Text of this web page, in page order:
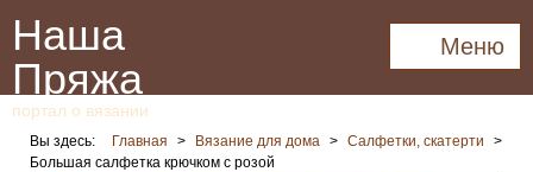
Наша
Пряжа
портал о вязании
Меню
Вы здесь: Главная > Вязание для дома > Салфетки, скатерти
>
Большая салфетка крючком с розой